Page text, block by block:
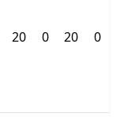
20 0 20 0